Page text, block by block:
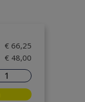
€ 66,25
€ 48,00